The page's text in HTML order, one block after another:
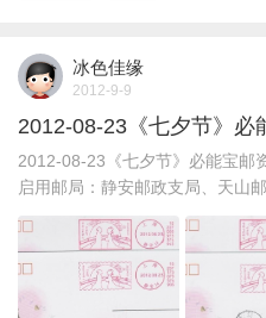
冰色佳缘
2012-9-9
2012-08-23《七夕节》必
2012-08-23《七夕节》必能宝邮
启用邮局：静安邮政支局、天山邮